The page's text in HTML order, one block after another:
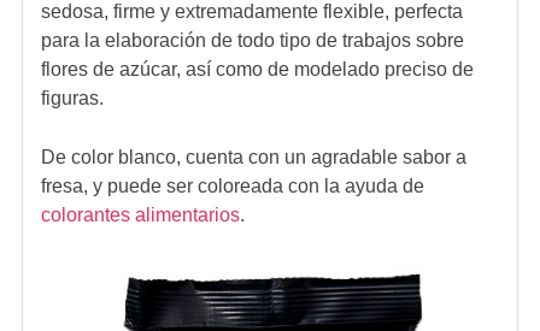
sedosa, firme y extremadamente flexible, perfecta
para la elaboración de todo tipo de trabajos sobre
flores de azúcar, así como de modelado preciso de
figuras.
De color blanco, cuenta con un agradable sabor a
fresa, y puede ser coloreada con la ayuda de
colorantes alimentarios.